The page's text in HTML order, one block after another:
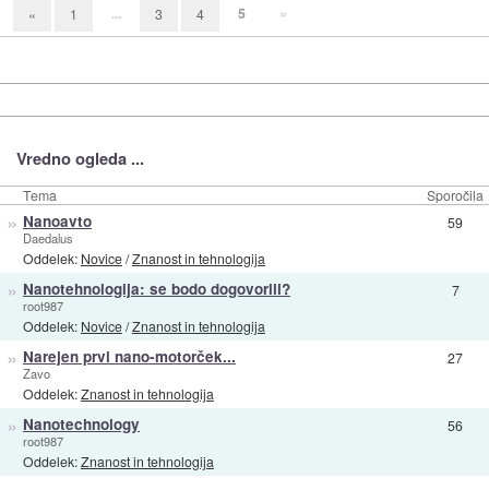
« 1 ... 3 4 5 »
Vredno ogleda ...
Tema Sporočila
» Nanoavto
Daedalus
Oddelek: Novice/Znanost in tehnologija
59
» Nanotehnologija: se bodo dogovorili?
root987
Oddelek: Novice/Znanost in tehnologija
7
» Narejen prvi nano-motorček...
Zavo
Oddelek:Znanost in tehnologija
27
» Nanotechnology
root987
Oddelek:Znanost in tehnologija
56